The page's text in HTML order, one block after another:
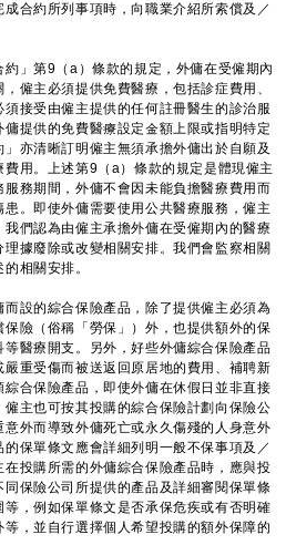
合約所列事項時，向職業介紹所索償及／
約」第9（a）條款的規定，外傭在受僱期內
僱主必須提供免費醫療，包括診症費用、
接受由僱主提供的任何註冊醫生的診治服
提供的免費醫療設定金額上限或指明特定
亦清晰訂明僱主無須承擔外傭出於自願及
用。上述第9（a）條款的規定是體現僱主
務期間，外傭不會因未能負擔醫療費用而
。即使外傭需要使用公共醫療服務，僱主
們認為由僱主承擔外傭在受僱期內的醫療
據廢除或改變相關安排。我們會監察相關
相關安排。
設的綜合保險產品，除了提供僱主必須為
險（俗稱「勞保」）外，也提供額外的保
醫療開支。另外，好些外傭綜合保險產品
重受傷而被送返回原居地的費用、補聘新
合保險產品，即使外傭在休假日並非直接
主也可按其投購的綜合保險計劃向保險公
外而導致外傭死亡或永久傷殘的人身意外
保單條文應會詳細列明一般不保事項及／
投購所需的外傭綜合保險產品時，應與投
保險公司所提供的產品及詳細審閱保單條
，例如保單條文是否承保危疾或有否明確
，並自行選擇個人希望投購的額外保障的